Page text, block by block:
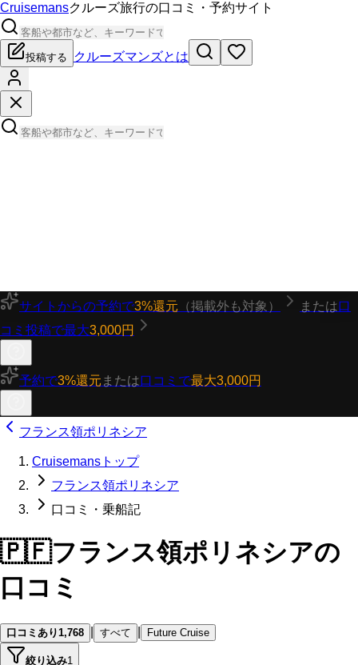
Cruisemansクルーズ旅行の口コミ・予約サイト
投稿する クルーズマンズとは
サイトからの予約で3%還元 （掲載外も対象） または口
コミ投稿で最大3,000円
予約で3%還元 または口コミで最大3,000円
フランス領ポリネシア
Cruisemansトップ
フランス領ポリネシア
口コミ・乗船記
🇵🇫フランス領ポリネシアの
口コミ
口コミあり1,768 すべて Future Cruise
絞り込み1